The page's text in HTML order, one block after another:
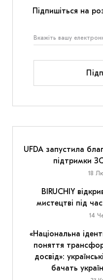
Підпишіться на
UFDA запустила
підтримки
18
BIRUCHIY
мистецтві під
14
«Національна
поняття
досвід»:
бачать